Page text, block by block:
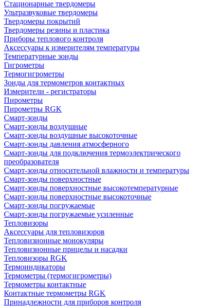
Стационарные твердомеры
Ультразвуковые твердомеры
Твердомеры покрытий
Твердомеры резины и пластика
Приборы теплового контроля
Аксессуары к измерителям температуры
Температурные зонды
Гигрометры
Термогигрометры
Зонды для термометров контактных
Измерители - регистраторы
Пирометры
Пирометры RGK
Смарт-зонды
Смарт-зонды воздушные
Смарт-зонды воздушные высокоточные
Смарт-зонды давления атмосферного
Смарт-зонды для подключения термоэлектрического
преобразователя
Смарт-зонды относительной влажности и температуры
Смарт-зонды поверхностные
Смарт-зонды поверхностные высокотемпературные
Смарт-зонды поверхностные высокоточные
Смарт-зонды погружаемые
Смарт-зонды погружаемые усиленные
Тепловизоры
Аксессуары для тепловизоров
Тепловизионные монокуляры
Тепловизионные прицелы и насадки
Тепловизоры RGK
Термоиндикаторы
Термометры (термогигрометры)
Термометры контактные
Контактные термометры RGK
Принадлежности для приборов контроля